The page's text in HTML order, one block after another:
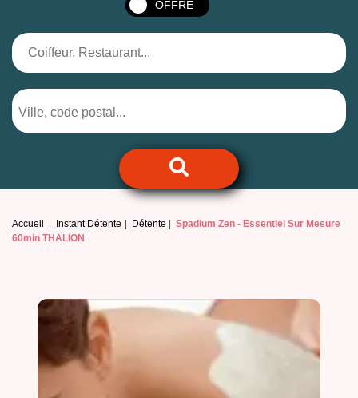
OFFRE
Accueil Instant Détente Détente Spadium Zen - Essentiel Sur Mesure
60min THALION